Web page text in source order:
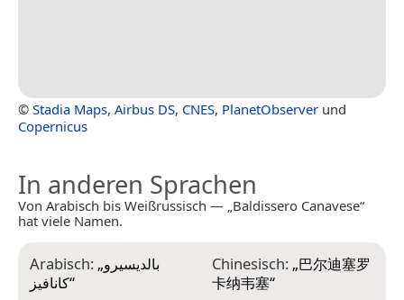
© Stadia Maps, Airbus DS, CNES, PlanetObserver und
Copernicus
In anderen Sprachen
Von Arabisch bis Weißrussisch — „Baldissero Canavese“
hat viele Namen.
Arabisch: „بالديسيرو
كانافيز“
Chinesisch: „巴尔迪塞罗
卡纳韦塞“